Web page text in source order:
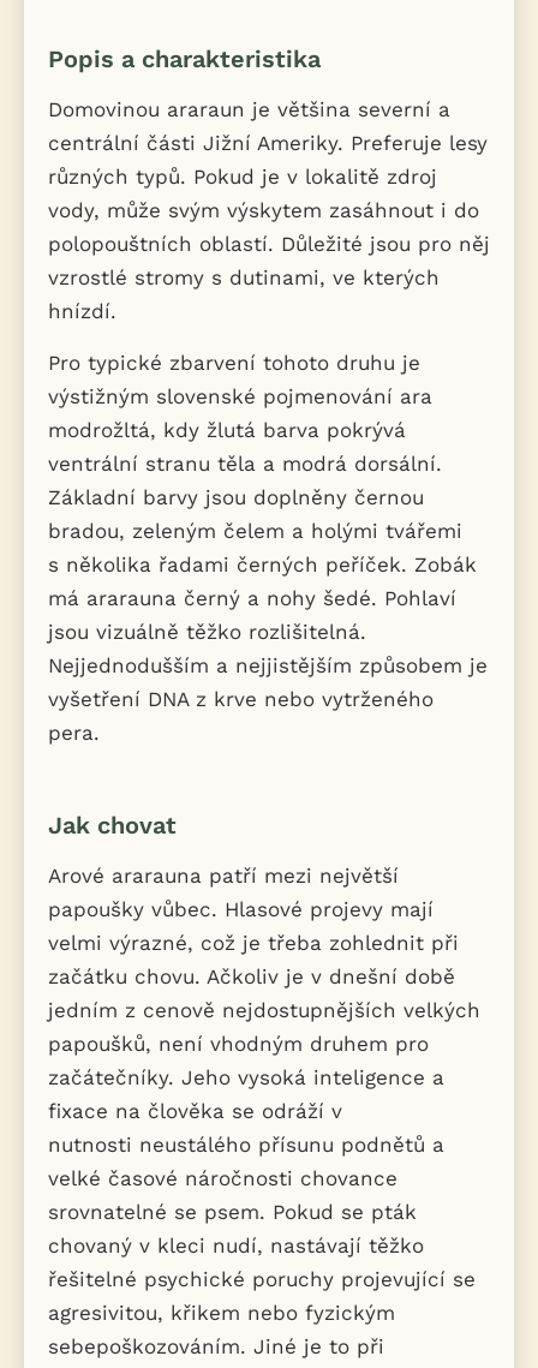
Popis a charakteristika
Domovinou araraun je většina severní a
centrální části Jižní Ameriky. Preferuje lesy
různých typů. Pokud je v lokalitě zdroj
vody, může svým výskytem zasáhnout i do
polopouštních oblastí. Důležité jsou pro něj
vzrostlé stromy s dutinami, ve kterých
hnízdí.
Pro typické zbarvení tohoto druhu je
výstižným slovenské pojmenování ara
modrožltá, kdy žlutá barva pokrývá
ventrální stranu těla a modrá dorsální.
Základní barvy jsou doplněny černou
bradou, zeleným čelem a holými tvářemi
s několika řadami černých peříček. Zobák
má ararauna černý a nohy šedé. Pohlaví
jsou vizuálně těžko rozlišitelná.
Nejjednodušším a nejjistějším způsobem je
vyšetření DNA z krve nebo vytrženého
pera.
Jak chovat
Arové ararauna patří mezi největší
papoušky vůbec. Hlasové projevy mají
velmi výrazné, což je třeba zohlednit při
začátku chovu. Ačkoliv je v dnešní době
jedním z cenově nejdostupnějších velkých
papoušků, není vhodným druhem pro
začátečníky. Jeho vysoká inteligence a
fixace na člověka se odráží v
nutnosti neustálého přísunu podnětů a
velké časové náročnosti chovance
srovnatelné se psem. Pokud se pták
chovaný v kleci nudí, nastávají těžko
řešitelné psychické poruchy projevující se
agresivitou, křikem nebo fyzickým
sebepoškozováním. Jiné je to při